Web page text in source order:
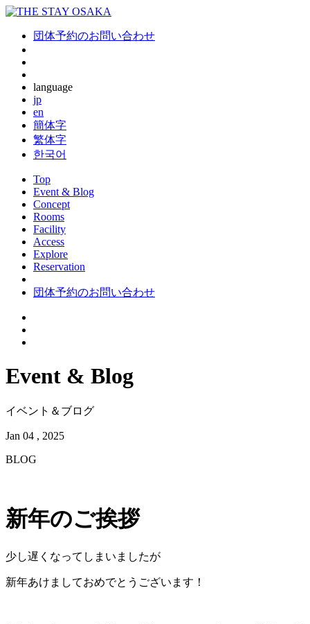
団体予約のお問い合わせ
language
jp
en
簡体字
繁体字
한국어
Top
Event & Blog
Concept
Rooms
Facility
Access
Explore
Reservation
団体予約のお問い合わせ
Event & Blog
イベント＆ブログ
Jan 04 , 2025
BLOG
新年のご挨拶
少し遅くなってしまいましたが
新年あけましておめでとうございます！